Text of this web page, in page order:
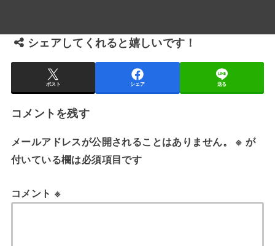
シェアしてくれると嬉しいです！
ポスト シェア 送る
コメントを残す
メールアドレスが公開されることはありません。 ※ が
付いている欄は必須項目です
コメント ※